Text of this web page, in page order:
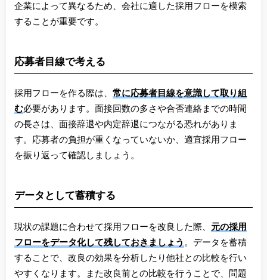
企業によって異なるため、会社に適した採用フローを模索
することが重要です。
応募者目線で考える
採用フローを作る際は、 常に応募者目線を意識して取り組
む必要があります。面接回数の多さや合否連絡までの時間
の長さは、面接辞退や内定辞退につながる恐れがありま
す。応募者の負担が重くなっていないか、適宜採用フロー
を振り返って確認しましょう。
データとして蓄積する
現状の課題に合わせて採用フローを改良した際、 元の採用
フローをデータ化して残しておきましょう 。データを蓄積
することで、改良の効果を分析したり他社との比較を行い
やすくなります。また改良前との比較を行うことで、問題